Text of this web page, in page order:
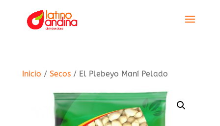
Inicio / Secos/ El Plebeyo Maní Pelado